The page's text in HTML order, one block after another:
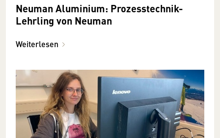
Neuman Aluminium: Prozesstechnik-
Lehrling von Neuman
Weiterlesen